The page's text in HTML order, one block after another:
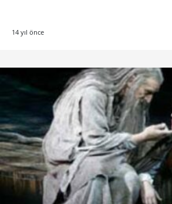
14 yıl önce